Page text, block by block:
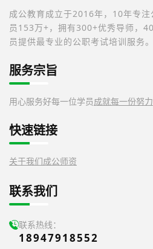
成公教育成立于2016年，10年专
员153万+，拥有300+优秀导师，
员提供最专业的公职考试培训服务。
服务宗旨
用心服务好每一位学员成就每一份努力
快速链接
关于我们成公师资
联系我们
联系热线：
18947918552